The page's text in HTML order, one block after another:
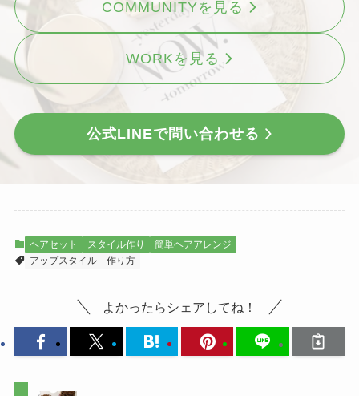
COMMUNITYを見る
WORKを見る
公式LINEで問い合わせる
ヘアセット スタイル作り
簡単ヘアアレンジ
アップスタイル
作り方
よかったらシェアしてね！